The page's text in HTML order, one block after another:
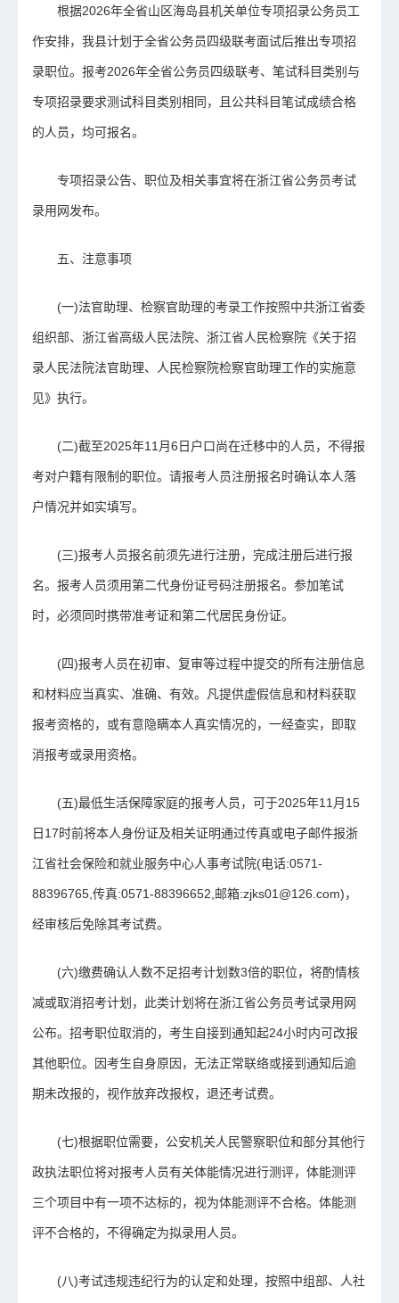
根据2026年全省山区海岛县机关单位专项招录公务员工
作安排，我县计划于全省公务员四级联考面试后推出专项招
录职位。报考2026年全省公务员四级联考、笔试科目类别与
专项招录要求测试科目类别相同，且公共科目笔试成绩合格
的人员，均可报名。
专项招录公告、职位及相关事宜将在浙江省公务员考试
录用网发布。
五、注意事项
(一)法官助理、检察官助理的考录工作按照中共浙江省委
组织部、浙江省高级人民法院、浙江省人民检察院《关于招
录人民法院法官助理、人民检察院检察官助理工作的实施意
见》执行。
(二)截至2025年11月6日户口尚在迁移中的人员，不得报
考对户籍有限制的职位。请报考人员注册报名时确认本人落
户情况并如实填写。
(三)报考人员报名前须先进行注册，完成注册后进行报
名。报考人员须用第二代身份证号码注册报名。参加笔试
时，必须同时携带准考证和第二代居民身份证。
(四)报考人员在初审、复审等过程中提交的所有注册信息
和材料应当真实、准确、有效。凡提供虚假信息和材料获取
报考资格的，或有意隐瞒本人真实情况的，一经查实，即取
消报考或录用资格。
(五)最低生活保障家庭的报考人员，可于2025年11月15
日17时前将本人身份证及相关证明通过传真或电子邮件报浙
江省社会保险和就业服务中心人事考试院(电话:0571-
88396765,传真:0571-88396652,邮箱:zjks01@126.com)，
经审核后免除其考试费。
(六)缴费确认人数不足招考计划数3倍的职位，将酌情核
减或取消招考计划，此类计划将在浙江省公务员考试录用网
公布。招考职位取消的，考生自接到通知起24小时内可改报
其他职位。因考生自身原因，无法正常联络或接到通知后逾
期未改报的，视作放弃改报权，退还考试费。
(七)根据职位需要，公安机关人民警察职位和部分其他行
政执法职位将对报考人员有关体能情况进行测评，体能测评
三个项目中有一项不达标的，视为体能测评不合格。体能测
评不合格的，不得确定为拟录用人员。
(八)考试违规违纪行为的认定和处理，按照中组部、人社